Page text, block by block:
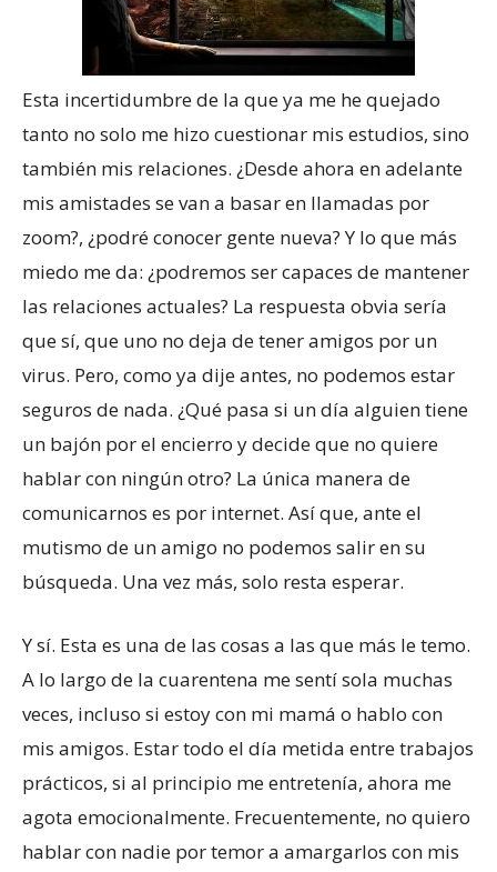
Esta incertidumbre de la que ya me he quejado
tanto no solo me hizo cuestionar mis estudios, sino
también mis relaciones. ¿Desde ahora en adelante
mis amistades se van a basar en llamadas por
zoom?, ¿podré conocer gente nueva? Y lo que más
miedo me da: ¿podremos ser capaces de mantener
las relaciones actuales? La respuesta obvia sería
que sí, que uno no deja de tener amigos por un
virus. Pero, como ya dije antes, no podemos estar
seguros de nada. ¿Qué pasa si un día alguien tiene
un bajón por el encierro y decide que no quiere
hablar con ningún otro? La única manera de
comunicarnos es por internet. Así que, ante el
mutismo de un amigo no podemos salir en su
búsqueda. Una vez más, solo resta esperar.
Y sí. Esta es una de las cosas a las que más le temo.
A lo largo de la cuarentena me sentí sola muchas
veces, incluso si estoy con mi mamá o hablo con
mis amigos. Estar todo el día metida entre trabajos
prácticos, si al principio me entretenía, ahora me
agota emocionalmente. Frecuentemente, no quiero
hablar con nadie por temor a amargarlos con mis